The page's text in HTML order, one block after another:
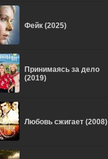
Фейк (2025)
Принимаясь за дело
(2019)
Любовь сжигает (2008)